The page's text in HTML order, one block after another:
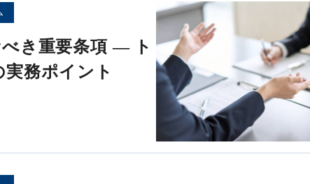
き重要条項 ― ト
務ポイント